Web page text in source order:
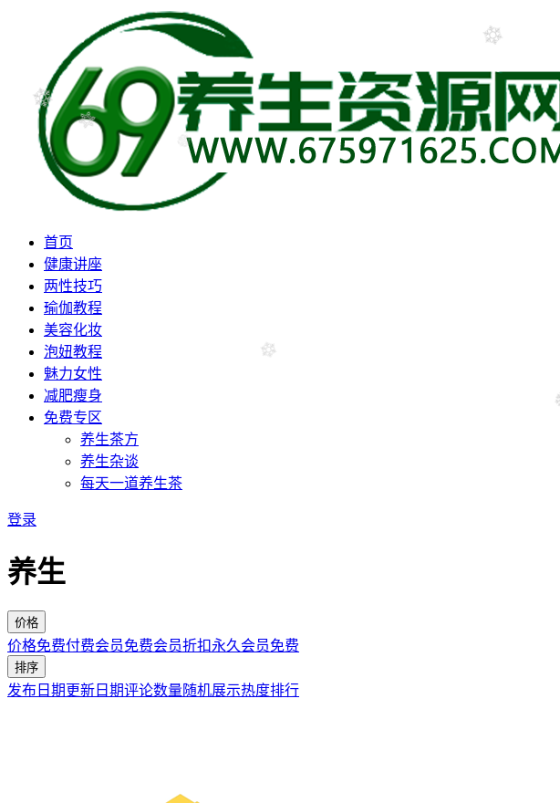
首页
健康讲座
两性技巧
瑜伽教程
美容化妆
泡妞教程
魅力女性
减肥瘦身
免费专区
养生茶方
养生杂谈
每天一道养生茶
登录
养生
价格
价格免费付费会员免费会员折扣永久会员免费
排序
发布日期 更新日期评论数量随机展示热度排行